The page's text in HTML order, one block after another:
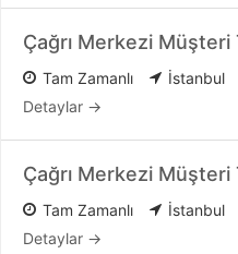
Çağrı Merkezi
Tam Zamanlı
İstanbul
Detaylar
Çağrı Merkezi Müşteri
Tam Zamanlı
İstanbul
Detaylar